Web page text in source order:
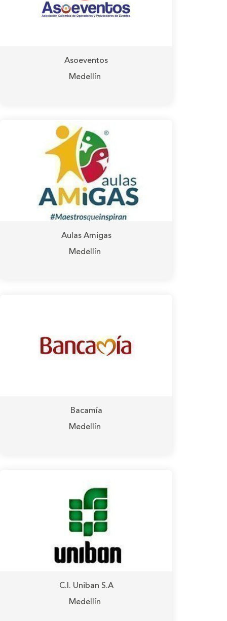
Asoeventos
Medellín
Aulas Amigas
Medellín
Bacamía
Medellín
C.I. Uniban S.A
Medellín